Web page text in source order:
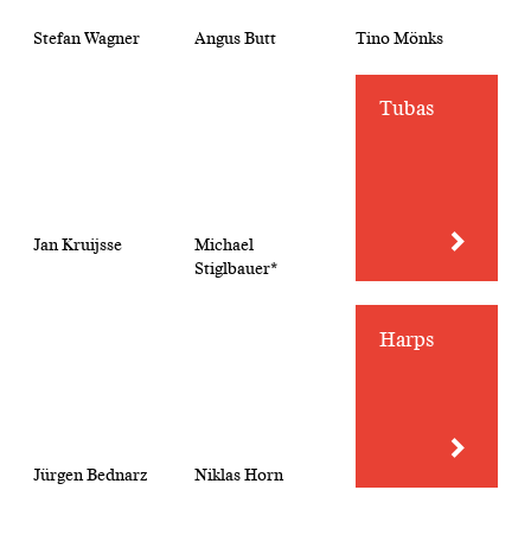
Stefan Wagner Angus Butt Tino Mönks
Jan Kruijsse
Michael
Stiglbauer*
Tubas
Jürgen Bednarz Niklas Horn
Harps